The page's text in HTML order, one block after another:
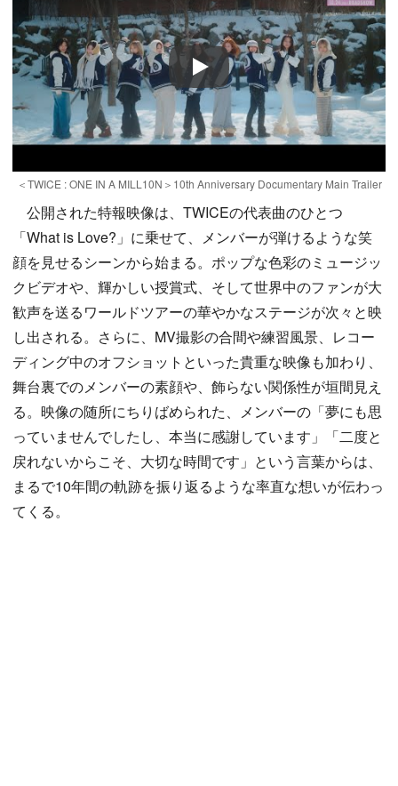
Play
＜TWICE : ONE IN A MILL10N＞10th Anniversary Documentary Main Trailer
公開された特報映像は、TWICEの代表曲のひとつ
「What is Love?」に乗せて、メンバーが弾けるような笑
顔を見せるシーンから始まる。ポップな色彩のミュージッ
クビデオや、輝かしい授賞式、そして世界中のファンが大
歓声を送るワールドツアーの華やかなステージが次々と映
し出される。さらに、MV撮影の合間や練習風景、レコー
ディング中のオフショットといった貴重な映像も加わり、
舞台裏でのメンバーの素顔や、飾らない関係性が垣間見え
る。映像の随所にちりばめられた、メンバーの「夢にも思
っていませんでしたし、本当に感謝しています」「二度と
戻れないからこそ、大切な時間です」という言葉からは、
まるで10年間の軌跡を振り返るような率直な想いが伝わっ
てくる。